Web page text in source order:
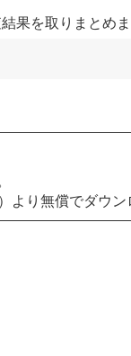
果を取りまとめま
より無償でダウン